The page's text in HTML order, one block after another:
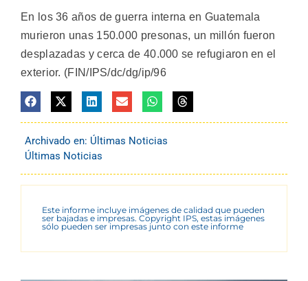
En los 36 años de guerra interna en Guatemala
murieron unas 150.000 presonas, un millón fueron
desplazadas y cerca de 40.000 se refugiaron en el
exterior. (FIN/IPS/dc/dg/ip/96
Archivado en: Últimas Noticias
Últimas Noticias
Este informe incluye imágenes de calidad que pueden
ser bajadas e impresas. Copyright IPS, estas imágenes
sólo pueden ser impresas junto con este informe